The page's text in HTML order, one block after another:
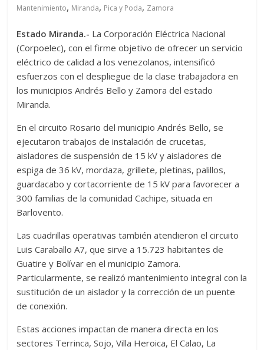
Mantenimiento, Miranda, Pica y Poda, Zamora
Estado Miranda.- La Corporación Eléctrica Nacional
(Corpoelec), con el firme objetivo de ofrecer un servicio
eléctrico de calidad a los venezolanos, intensificó
esfuerzos con el despliegue de la clase trabajadora en
los municipios Andrés Bello y Zamora del estado
Miranda.
En el circuito Rosario del municipio Andrés Bello, se
ejecutaron trabajos de instalación de crucetas,
aisladores de suspensión de 15 kV y aisladores de
espiga de 36 kV, mordaza, grillete, pletinas, palillos,
guardacabo y cortacorriente de 15 kV para favorecer a
300 familias de la comunidad Cachipe, situada en
Barlovento.
Las cuadrillas operativas también atendieron el circuito
Luis Caraballo A7, que sirve a 15.723 habitantes de
Guatire y Bolívar en el municipio Zamora.
Particularmente, se realizó mantenimiento integral con la
sustitución de un aislador y la corrección de un puente
de conexión.
Estas acciones impactan de manera directa en los
sectores Terrinca, Sojo, Villa Heroica, El Calao, La